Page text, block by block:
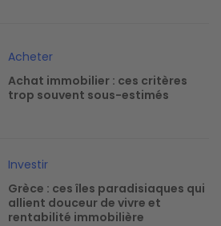
Acheter
Achat immobilier : ces critères
trop souvent sous-estimés
Investir
Grèce : ces îles paradisiaques qui
allient douceur de vivre et
rentabilité immobilière